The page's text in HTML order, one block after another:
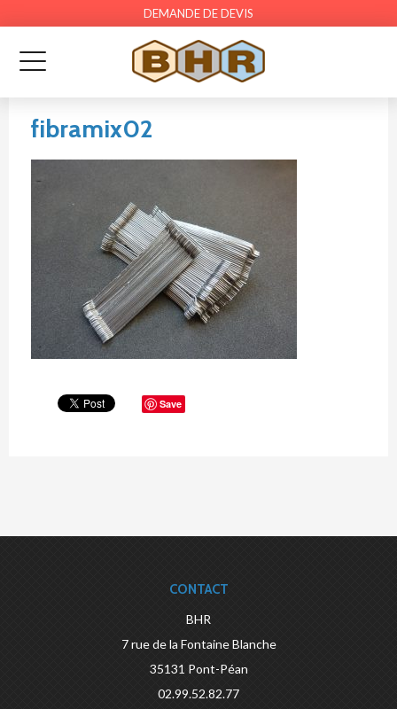
DEMANDE DE DEVIS
fibramix02
Save
CONTACT
BHR
7 rue de la Fontaine Blanche
35131 Pont-Péan
02.99.52.82.77